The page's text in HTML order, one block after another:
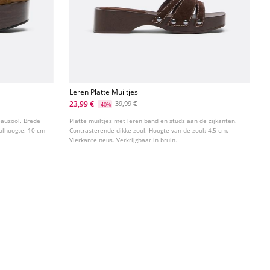
Brede
10 cm
Leren Platte Muiltjes
23,99 €
-40% 39,99 €
Platte muiltjes met leren band en studs aan de zijkanten.
Contrasterende dikke zool. Hoogte van de zool: 4,5 cm.
Vierkante neus. Verkrijgbaar in bruin.